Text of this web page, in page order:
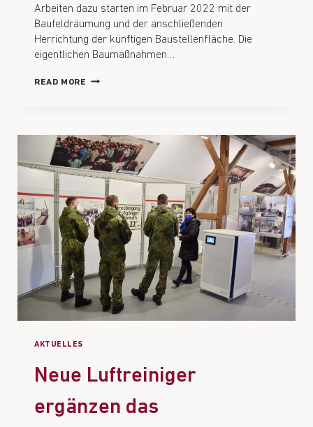
Arbeiten dazu starten im Februar 2022 mit der
Baufeldräumung und der anschließenden
Herrichtung der künftigen Baustellenfläche. Die
eigentlichen Baumaßnahmen…
READ MORE
AKTUELLES
Neue Luftreiniger
ergänzen das